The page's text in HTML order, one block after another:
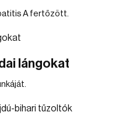
A fertőzött.
lángokat